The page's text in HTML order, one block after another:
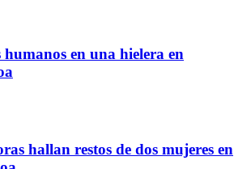
en una hielera en
hallan restos de dos mujeres en